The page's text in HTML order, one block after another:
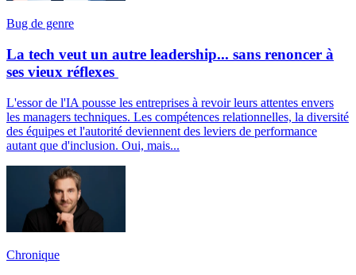
Bug de genre
La tech veut un autre leadership... sans renoncer à
ses vieux réflexes
L'essor de l'IA pousse les entreprises à revoir leurs attentes envers
les managers techniques. Les compétences relationnelles, la diversité
des équipes et l'autorité deviennent des leviers de performance
autant que d'inclusion. Oui, mais...
Chronique